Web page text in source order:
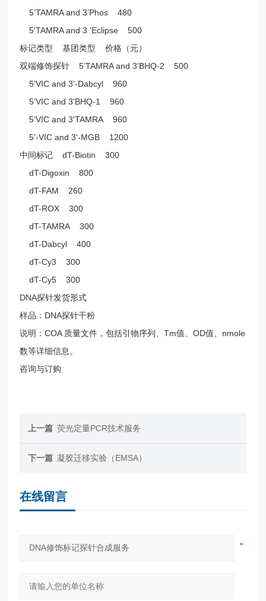
5’TAMRA and 3’Phos 480
5'TAMRA and 3 'Eclipse 500
标记类型 基团类型 价格（元）
双端修饰探针 5’TAMRA and 3'BHQ-2 500
5’VIC and 3'-Dabcyl 960
5’VIC and 3'BHQ-1 960
5’VIC and 3'TAMRA 960
5’-VIC and 3'-MGB 1200
中间标记 dT-Biotin 300
dT-Digoxin 800
dT-FAM 260
dT-ROX 300
dT-TAMRA 300
dT-Dabcyl 400
dT-Cy3 300
dT-Cy5 300
DNA探针发货形式
样品：DNA探针干粉
说明：COA 质量文件，包括引物序列、Tm值、OD值、nmole
数等详细信息。
咨询与订购
上一篇 荧光定量PCR技术服务
下一篇 凝胶迁移实验（EMSA）
在线留言